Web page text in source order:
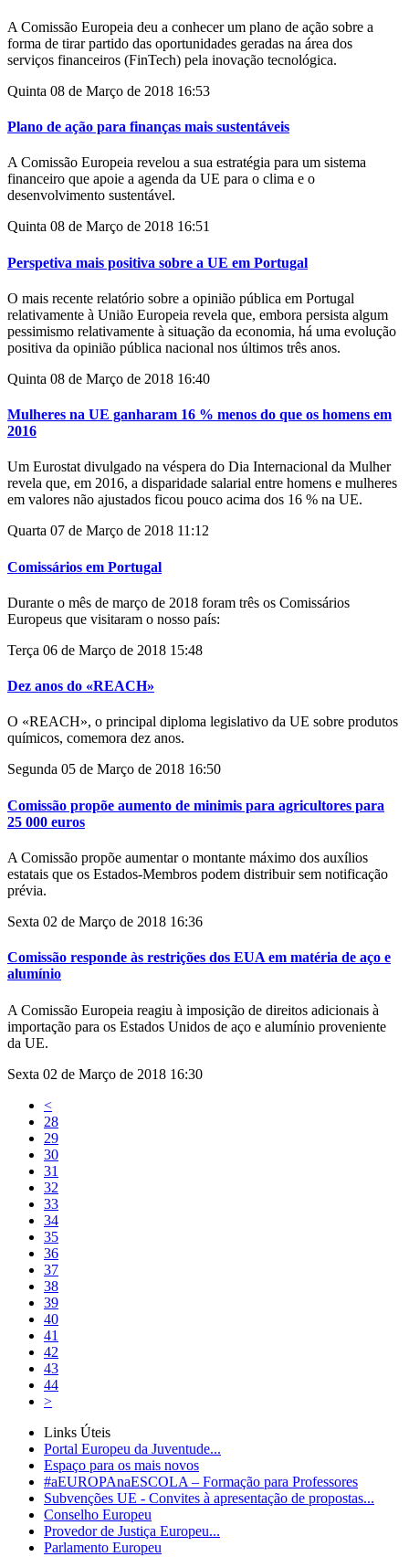
A Comissão Europeia deu a conhecer um plano de ação sobre a
forma de tirar partido das oportunidades geradas na área dos
serviços financeiros (FinTech) pela inovação tecnológica.
Quinta 08 de Março de 2018 16:53
Plano de ação para finanças mais sustentáveis
A Comissão Europeia revelou a sua estratégia para um sistema
financeiro que apoie a agenda da UE para o clima e o
desenvolvimento sustentável.
Quinta 08 de Março de 2018 16:51
Perspetiva mais positiva sobre a UE em Portugal
O mais recente relatório sobre a opinião pública em Portugal
relativamente à União Europeia revela que, embora persista algum
pessimismo relativamente à situação da economia, há uma evolução
positiva da opinião pública nacional nos últimos três anos.
Quinta 08 de Março de 2018 16:40
Mulheres na UE ganharam 16 % menos do que os homens em
2016
Um Eurostat divulgado na véspera do Dia Internacional da Mulher
revela que, em 2016, a disparidade salarial entre homens e mulheres
em valores não ajustados ficou pouco acima dos 16 % na UE.
Quarta 07 de Março de 2018 11:12
Comissários em Portugal
Durante o mês de março de 2018 foram três os Comissários
Europeus que visitaram o nosso país:
Terça 06 de Março de 2018 15:48
Dez anos do «REACH»
O «REACH», o principal diploma legislativo da UE sobre produtos
químicos, comemora dez anos.
Segunda 05 de Março de 2018 16:50
Comissão propõe aumento de minimis para agricultores para
25 000 euros
A Comissão propõe aumentar o montante máximo dos auxílios
estatais que os Estados-Membros podem distribuir sem notificação
prévia.
Sexta 02 de Março de 2018 16:36
Comissão responde às restrições dos EUA em matéria de aço e
alumínio
A Comissão Europeia reagiu à imposição de direitos adicionais à
importação para os Estados Unidos de aço e alumínio proveniente
da UE.
Sexta 02 de Março de 2018 16:30
<
28
29
30
31
32
33
34
35
36
37
38
39
40
41
42
43
44
>
Links Úteis
Portal Europeu da Juventude...
Espaço para os mais novos
#aEUROPAnaESCOLA – Formação para Professores
Subvenções UE - Convites à apresentação de propostas...
Conselho Europeu
Provedor de Justiça Europeu...
Parlamento Europeu